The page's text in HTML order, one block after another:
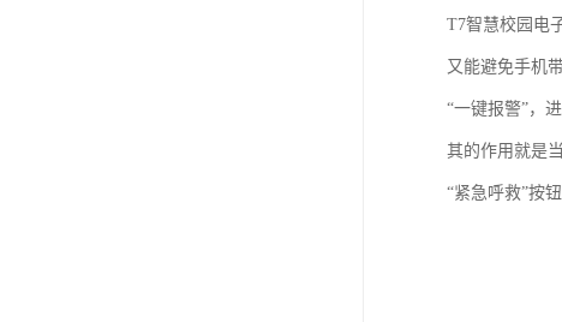
T7智慧校园电
又能避免手机
“一键报警”，
其的作用就是
“紧急呼救”按